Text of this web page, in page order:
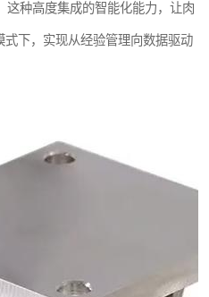
这种高度集成的智能化能力，让肉
式下，实现从经验管理向数据驱动